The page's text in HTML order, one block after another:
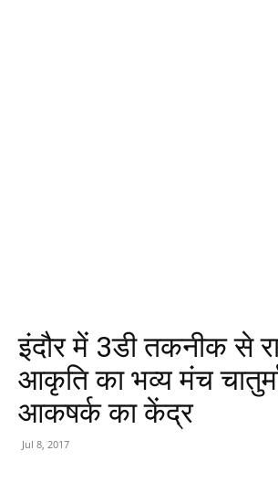
इंदौर में 3डी तकनीक से
आकृति का भव्य मंच
आकषर्क का केंद्र
Jul 8, 2017